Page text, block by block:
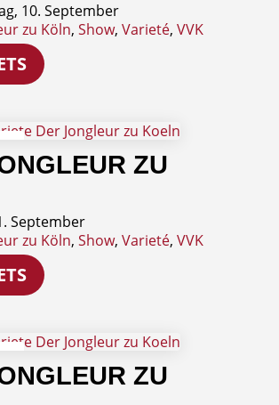
10. September
zu Köln, Show, Varieté, VVK
ZU
September
zu Köln, Show, Varieté, VVK
ZU